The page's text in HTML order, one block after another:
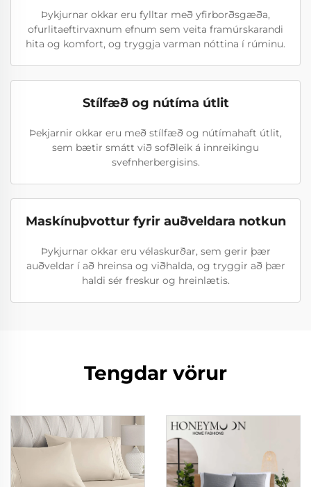
Þykjurnar okkar eru fylltar með yfirborðsgæða,
ofurlitaeftirvaxnum efnum sem veita framúrskarandi
hita og komfort, og tryggja varman nóttina í rúminu.
Stílfæð og nútíma útlit
Þekjarnir okkar eru með stílfæð og nútímahaft útlit,
sem bætir smátt við sofðleik á innreikingu
svefnherbergisins.
Maskínuþvottur fyrir auðveldara notkun
Þykjurnar okkar eru vélaskurðar, sem gerir þær
auðveldar í að hreinsa og viðhalda, og tryggir að þær
haldi sér freskur og hreinlætis.
Tengdar vörur